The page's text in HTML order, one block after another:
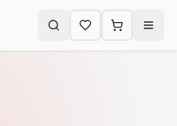
buurt van Kortenaken?
Zoeken (⌘K)